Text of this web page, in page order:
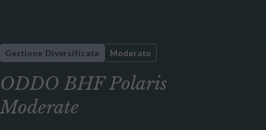
ODDO BHF Polaris
Moderate
Gestione Diversificata Moderato